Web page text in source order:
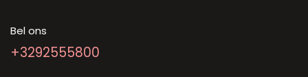
Bel ons
+3292555800